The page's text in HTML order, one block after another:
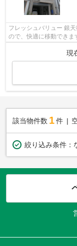
フレッシュバリュー 銀
ので、快適に移動できま
9分の駅近物件はいかが
現
該当物件数 1件
絞り込み条件：